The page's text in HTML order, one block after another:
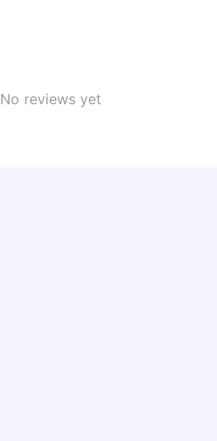
No reviews yet